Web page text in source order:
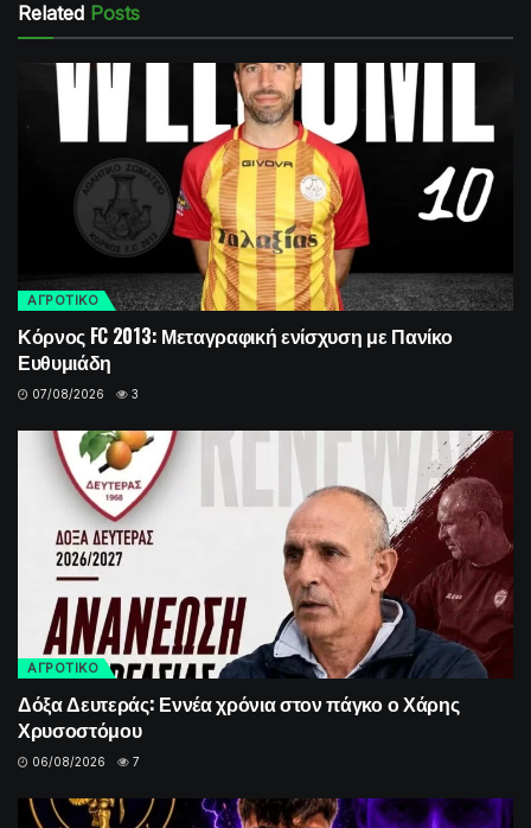
Related Posts
ΑΓΡΟΤΙΚΟ
Κόρνος FC 2013: Μεταγραφική ενίσχυση με Πανίκο
Ευθυμιάδη
07/08/2026 3
ΑΓΡΟΤΙΚΟ
Δόξα Δευτεράς: Εννέα χρόνια στον πάγκο ο Χάρης
Χρυσοστόμου
06/08/2026 7